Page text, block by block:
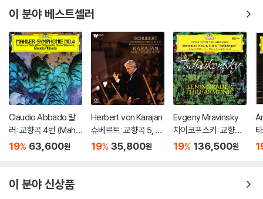
이 분야 베스트셀러
Claudio Abbado 말
러: 교향곡 4번 (Mahle
r: Symphony No. 4)
19% 63,600원
Herbert von Karajan
슈베르트: 교향곡 5, 6,
8, 9번 (Schubert: Sy
19% 35,800원
Evgeny Mravinsky
차이코프스키: 교향곡
4, 5, 6번 '비창' (Tchai
19% 136,500원
이 분야 신상품